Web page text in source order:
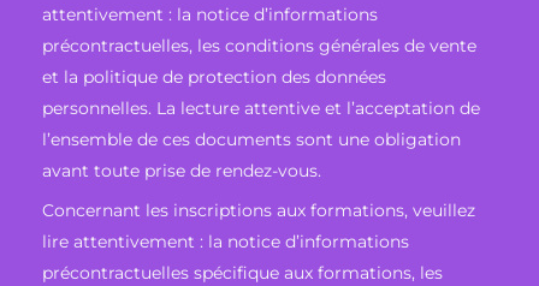
attentivement : la notice d’informations
précontractuelles, les conditions générales de vente
et la politique de protection des données
personnelles. La lecture attentive et l’acceptation de
l’ensemble de ces documents sont une obligation
avant toute prise de rendez-vous.
Concernant les inscriptions aux formations, veuillez
lire attentivement : la notice d’informations
précontractuelles spécifique aux formations, les